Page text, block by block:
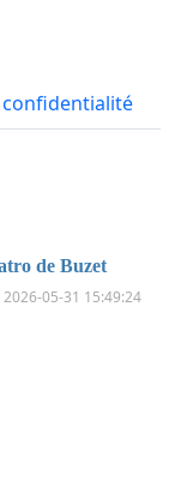
de Buzet
2026-05-31 15:49:24